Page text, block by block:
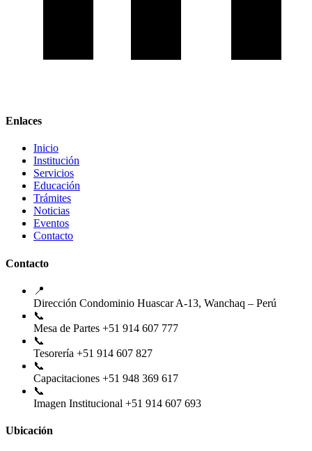
Enlaces
Inicio
Institución
Servicios
Educación
Trámites
Noticias
Eventos
Contacto
Contacto
📍
Dirección Condominio Huascar A-13, Wanchaq – Perú
📞
Mesa de Partes +51 914 607 777
📞
Tesorería +51 914 607 827
📞
Capacitaciones +51 948 369 617
📞
Imagen Institucional +51 914 607 693
Ubicación